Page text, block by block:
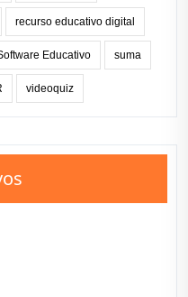
recurso educativo digital
Educativo suma
videoquiz